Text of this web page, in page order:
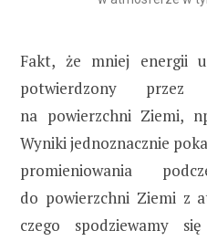
Fakt, że mniej energii
potwierdzony przez
na powierzchni Ziemi,
Wyniki jednoznacznie
promieniowania
do powierzchni Ziemi z
czego spodziewamy